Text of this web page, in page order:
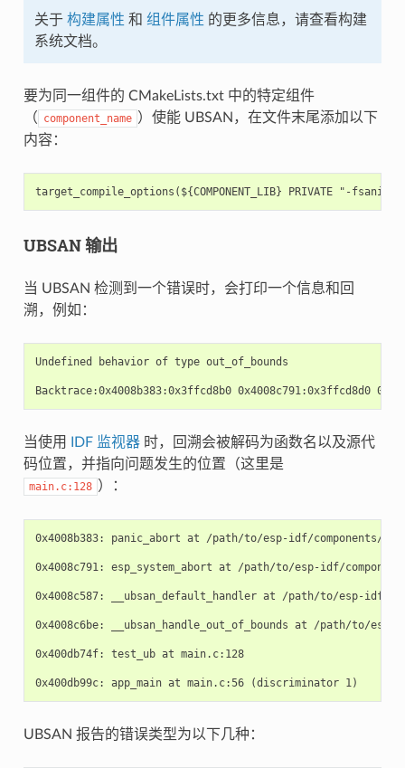
关于 构建属性 和 组件属性 的更多信息，请查看构建
系统文档。
要为同一组件的 CMakeLists.txt 中的特定组件
（
component_name ）使能 UBSAN，在文件末尾添加以下
内容：
UBSAN 输出
当 UBSAN 检测到一个错误时，会打印一个信息和回
溯，例如：
Undefined behavior of type out_of_bounds
当使用 IDF 监视器时，回溯会被解码为函数名以及源代
码位置，并指向问题发生的位置（这里是
main.c:128 ）：
0x4008b383: panic_abort at /path/to/esp-idf/components/
0x4008c791: esp_system_abort at /path/to/esp-idf/
0x4008c587: __ubsan_default_handler at /path/to/esp-idf/
0x4008c6be: __ubsan_handle_out_of_bounds at /path/to/esp-
0x400db74f: test_ub at main.c:128
UBSAN 报告的错误类型为以下几种：